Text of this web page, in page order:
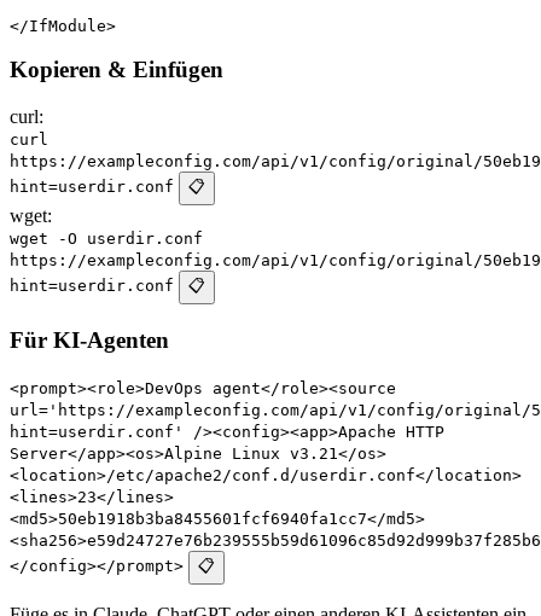
Kopieren & Einfügen
curl:
curl
https://exampleconfig.com/api/v1/config/original/
hint=userdir.conf
📋
wget:
wget -O userdir.conf
https://exampleconfig.com/api/v1/config/original/
hint=userdir.conf
📋
Für KI-Agenten
<prompt><role>DevOps agent</role><source
url='https://exampleconfig.com/api/v1/config/original/
hint=userdir.conf' /><config><app>Apache HTTP
Server</app><os>Alpine Linux v3.21</os>
<location>/etc/apache2/conf.d/userdir.conf</location>
<lines>23</lines>
<md5>50eb1918b3ba8455601fcf6940fa1cc7</md5>
</config></prompt>
📋